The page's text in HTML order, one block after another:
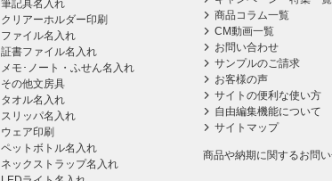
筆記具名入れ
クリアーホルダー印刷
ファイル名入れ
証書ファイル名入れ
メモ･ノート・ふせん名入れ
その他文房具
タオル名入れ
スリッパ名入れ
ウェア印刷
ペットボトル名入れ
ネックストラップ名入れ
商品コラム一覧
CM動画一覧
お問い合わせ
サンプルのご請求
お客様の声
サイトの便利な使い方
自由編集機能について
サイトマップ
商品や納期に関するお問